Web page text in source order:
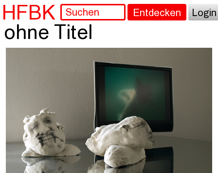
HFBK Entdecken Login
ohne Titel